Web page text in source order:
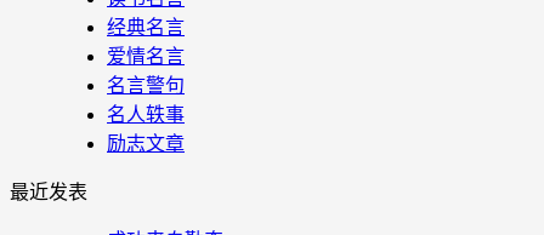
经典名言
爱情名言
名言警句
名人轶事
励志文章
最近发表